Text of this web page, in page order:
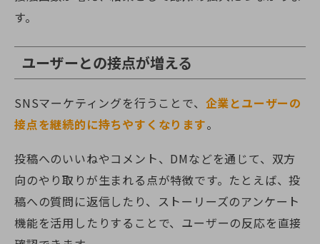
す。
ユーザーとの接点が増える
SNSマーケティングを行うことで、 企業とユーザーの
接点を継続的に持ちやすくなります。
投稿へのいいねやコメント、DMなどを通じて、双方
向のやり取りが生まれる点が特徴です。たとえば、投
稿への質問に返信したり、ストーリーズのアンケート
機能を活用したりすることで、ユーザーの反応を直接